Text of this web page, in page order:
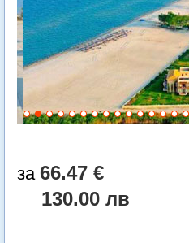
66.47 €
130.00 лв